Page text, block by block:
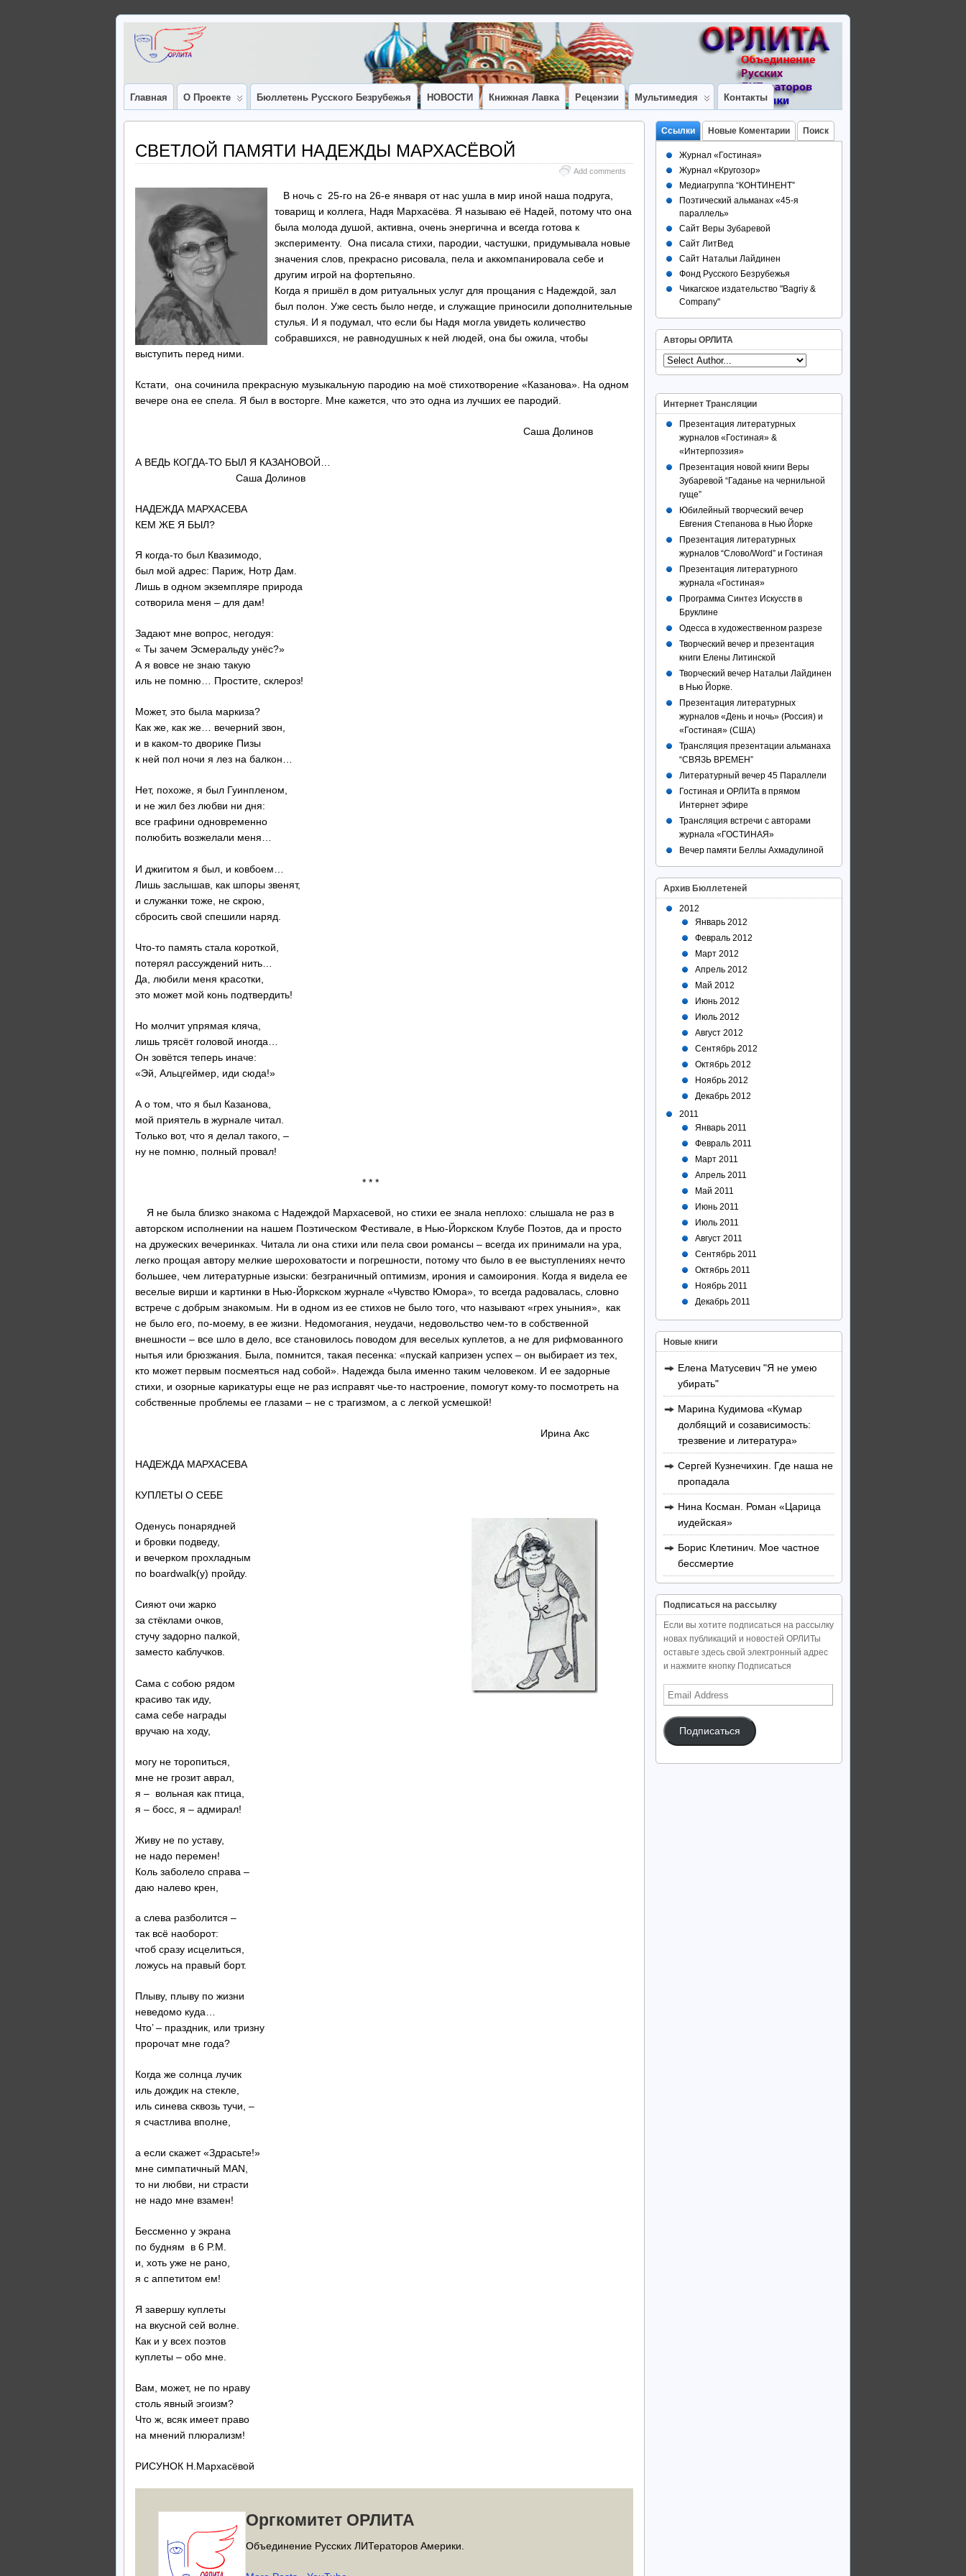
Главная О Проекте Бюллетень Русского Безрубежья НОВОСТИ Книжная Лавка Рецензии Мультимедия Контакты
СВЕТЛОЙ ПАМЯТИ НАДЕЖДЫ МАРХАСЁВОЙ
Add comments
В ночь с 25-го на 26-е января от нас ушла в мир иной наша подруга,
товарищ и коллега, Надя Мархасёва. Я называю её Надей, потому что она
была молода душой, активна, очень энергична и всегда готова к
эксперименту. Она писала стихи, пародии, частушки, придумывала новые
значения слов, прекрасно рисовала, пела и аккомпанировала себе и
другим игрой на фортепьяно.
Когда я пришёл в дом ритуальных услуг для прощания с Надеждой, зал
был полон. Уже сесть было негде, и служащие приносили дополнительные
стулья. И я подумал, что если бы Надя могла увидеть количество
собравшихся, не равнодушных к ней людей, она бы ожила, чтобы
выступить перед ними.
Кстати, она сочинила прекрасную музыкальную пародию на моё стихотворение «Казанова». На одном
вечере она ее спела. Я был в восторге. Мне кажется, что это одна из лучших ее пародий.
Саша Долинов
А ВЕДЬ КОГДА-ТО БЫЛ Я КАЗАНОВОЙ…
Саша Долинов
НАДЕЖДА МАРХАСЕВА
КЕМ ЖЕ Я БЫЛ?
Я когда-то был Квазимодо,
был мой адрес: Париж, Нотр Дам.
Лишь в одном экземпляре природа
сотворила меня – для дам!
Задают мне вопрос, негодуя:
« Ты зачем Эсмеральду унёс?»
А я вовсе не знаю такую
иль не помню… Простите, склероз!
Может, это была маркиза?
Как же, как же… вечерний звон,
и в каком-то дворике Пизы
к ней пол ночи я лез на балкон…
Нет, похоже, я был Гуинпленом,
и не жил без любви ни дня:
все графини одновременно
полюбить возжелали меня…
И джигитом я был, и ковбоем…
Лишь заслышав, как шпоры звенят,
и служанки тоже, не скрою,
сбросить свой спешили наряд.
Что-то память стала короткой,
потерял рассуждений нить…
Да, любили меня красотки,
это может мой конь подтвердить!
Но молчит упрямая кляча,
лишь трясёт головой иногда…
Он зовётся теперь иначе:
«Эй, Альцгеймер, иди сюда!»
А о том, что я был Казанова,
мой приятель в журнале читал.
Только вот, что я делал такого, –
ну не помню, полный провал!
* * *
Я не была близко знакома с Надеждой Мархасевой, но стихи ее знала неплохо: слышала не раз в
авторском исполнении на нашем Поэтическом Фестивале, в Нью-Йоркском Клубе Поэтов, да и просто
на дружеских вечеринках. Читала ли она стихи или пела свои романсы – всегда их принимали на ура,
легко прощая автору мелкие шероховатости и погрешности, потому что было в ее выступлениях нечто
большее, чем литературные изыски: безграничный оптимизм, ирония и самоирония. Когда я видела ее
веселые вирши и картинки в Нью-Йоркском журнале «Чувство Юмора», то всегда радовалась, словно
встрече с добрым знакомым. Ни в одном из ее стихов не было того, что называют «грех уныния», как
не было его, по-моему, в ее жизни. Недомогания, неудачи, недовольство чем-то в собственной
внешности – все шло в дело, все становилось поводом для веселых куплетов, а не для рифмованного
нытья или брюзжания. Была, помнится, такая песенка: «пускай капризен успех – он выбирает из тех,
кто может первым посмеяться над собой». Надежда была именно таким человеком. И ее задорные
стихи, и озорные карикатуры еще не раз исправят чье-то настроение, помогут кому-то посмотреть на
собственные проблемы ее глазами – не с трагизмом, а с легкой усмешкой!
Ирина Акс
НАДЕЖДА МАРХАСЕВА
КУПЛЕТЫ О СЕБЕ
Оденусь понарядней
и бровки подведу,
и вечерком прохладным
по boardwalk(у) пройду.
Сияют очи жарко
за стёклами очков,
стучу задорно палкой,
заместо каблучков.
Сама с собою рядом
красиво так иду,
сама себе награды
вручаю на ходу,
могу не торопиться,
мне не грозит аврал,
я – вольная как птица,
я – босс, я – адмирал!
Живу не по уставу,
не надо перемен!
Коль заболело справа –
даю налево крен,
а слева разболится –
так всё наоборот:
чтоб сразу исцелиться,
ложусь на правый борт.
Плыву, плыву по жизни
неведомо куда…
Что’ – праздник, или тризну
пророчат мне года?
Когда же солнца лучик
иль дождик на стекле,
иль синева сквозь тучи, –
я счастлива вполне,
а если скажет «Здрасьте!»
мне симпатичный MAN,
тo ни любви, ни страсти
не надо мне взамен!
Бессменно у экрана
по будням в 6 P.M.
и, хоть уже не рано,
я с аппетитом ем!
Я завершу куплеты
на вкусной сей волне.
Как и у всех поэтов
куплеты – обо мне.
Вам, может, не по нраву
столь явный эгоизм?
Что ж, всяк имеет право
на мнений плюрализм!
РИСУНОК Н.Мархасёвой
Оргкомитет ОРЛИТА
Объединение Русских ЛИТераторов Америки.
Ссылки Новые Коментарии Поиск
Журнал «Гостиная»
Журнал «Кругозор»
Медиагруппа “КОНТИНЕНТ”
Поэтический альманах «45-я
параллель»
Сайт Веры Зубаревой
Сайт ЛитВед
Сайт Натальи Лайдинен
Фонд Русского Безрубежья
Чикагское издательство "Bagriy &
Company"
Авторы ОРЛИТА
Интернет Трансляции
Презентация литературных
журналов «Гостиная» &
«Интерпоэзия»
Презентация новой книги Веры
Зубаревой “Гаданье на чернильной
гуще”
Юбилейный творческий вечер
Евгения Степанова в Нью Йорке
Презентация литературных
журналов “Слово/Word” и Гостиная
Презентация литературного
журнала «Гостиная»
Программа Синтез Искусств в
Бруклине
Одесса в художественном разрезе
Творческий вечер и презентация
книги Елены Литинской
Творческий вечер Натальи Лайдинен
в Нью Йорке.
Презентация литературных
журналов «День и ночь» (Россия) и
«Гостиная» (США)
Трансляция презентации альманаха
“СВЯЗЬ ВРЕМЕН”
Литературный вечер 45 Параллели
Гостиная и ОРЛИТа в прямом
Интернет эфире
Трансляция встречи с авторами
журнала «ГОСТИНАЯ»
Вечер памяти Беллы Ахмадулиной
Архив Бюллетеней
2012
Январь 2012
Февраль 2012
Март 2012
Апрель 2012
Май 2012
Июнь 2012
Июль 2012
Август 2012
Сентябрь 2012
Октябрь 2012
Ноябрь 2012
Декабрь 2012
2011
Январь 2011
Февраль 2011
Март 2011
Апрель 2011
Май 2011
Июнь 2011
Июль 2011
Август 2011
Сентябрь 2011
Октябрь 2011
Ноябрь 2011
Декабрь 2011
Новые книги
Елена Матусевич "Я не умею
убирать"
Марина Кудимова «Кумар
долбящий и созависимость:
трезвение и литература»
Сергей Кузнечихин. Где наша не
пропадала
Нина Косман. Роман «Царица
иудейская»
Борис Клетинич. Мое частное
бессмертие
Подписаться на рассылку
Если вы хотите подписаться на рассылку
новах публикаций и новостей ОРЛИТы
оставьте здесь свой электронный адрес
и нажмите кнопку Подписаться
Email
Address
Подписаться